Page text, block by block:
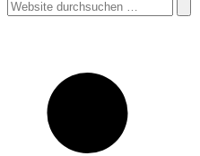
Website
durchsuchen